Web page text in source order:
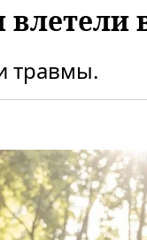
влетели
травмы.